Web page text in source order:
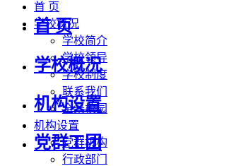
首 页
学校概况
学校简介
学校领导
学校制度
联系我们
全景校园
机构设置
党群机构
行政部门
首 页
学校概况
机构设置
党群工团